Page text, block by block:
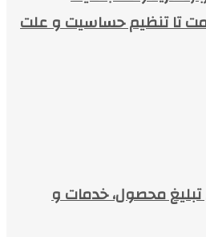
تا تنظیم حساسیت و علت
محصول، خدمات و